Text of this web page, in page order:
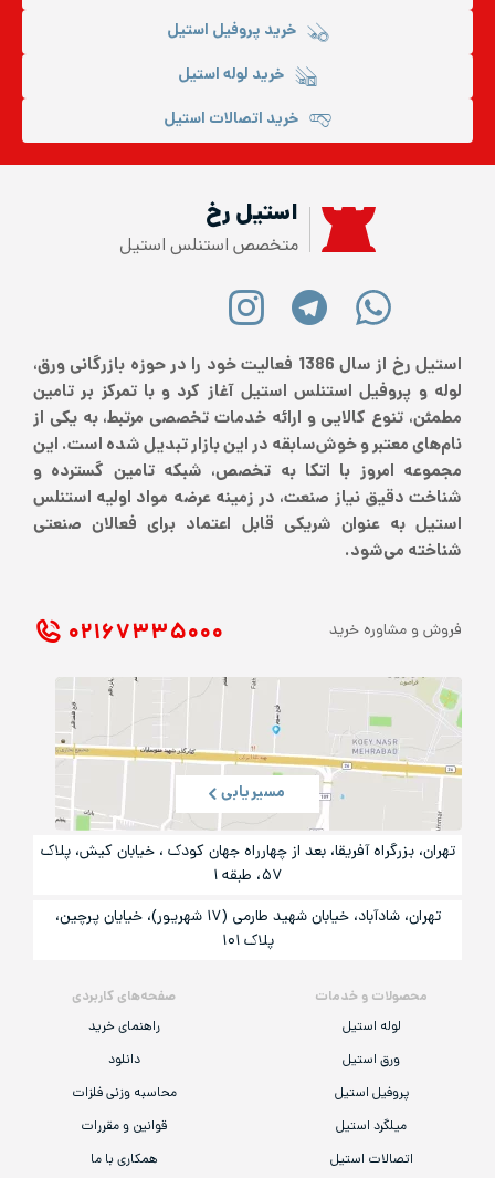
خرید پروفیل استیل
خرید لوله استیل
خرید اتصالات استیل
استیل رخ
متخصص استنلس استیل
استیل رخ از سال 1386 فعالیت خود را در حوزه بازرگانی ورق،
لوله و پروفیل استنلس استیل آغاز کرد و با تمرکز بر تامین
مطمئن، تنوع کالایی و ارائه خدمات تخصصی مرتبط، به یکی از
نام‌های معتبر و خوش‌سابقه در این بازار تبدیل شده است. این
مجموعه امروز با اتکا به تخصص، شبکه تامین گسترده و
شناخت دقیق نیاز صنعت، در زمینه عرضه مواد اولیه استنلس
استیل به عنوان شریکی قابل اعتماد برای فعالان صنعتی
شناخته می‌شود.
محصولات و خدمات
لوله استیل
ورق استیل
پروفیل استیل
میلگرد استیل
اتصالات استیل
صفحه‌های کاربردی
راهنمای خرید
دانلود
محاسبه وزنی فلزات
قوانین و مقررات
همکاری با ما
فروش و مشاوره خرید ۰۲۱ ۶۷۳۳۵۰۰۰
مسیریابی
تهران، بزرگراه آفریقا، بعد از چهارراه جهان کودک ، خیابان کیش، پلاک
۵۷، طبقه ۱
تهران، شادآباد، خیابان شهید طارمی (۱۷ شهریور)، خیایان پرچین،
پلاک ۱۰۱